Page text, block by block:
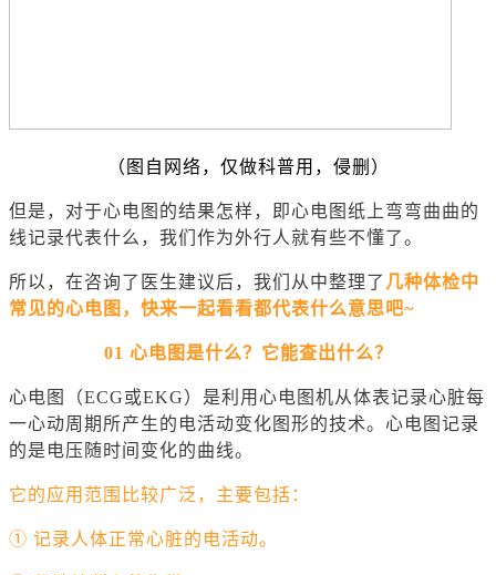
（图自网络，仅做科普用，侵删）
但是，对于心电图的结果怎样，即心电图纸上弯弯曲曲的
线记录代表什么，我们作为外行人就有些不懂了。
所以，在咨询了医生建议后，我们从中整理了 几种体检中
常见的心电图，快来一起看看都代表什么意思吧~
01 心电图是什么？它能查出什么？
心电图（ECG或EKG）是利用 心电图机从体表记录心脏每
一心动周期 所产生的电活动变化图形的技术。心电图记录
的是电压随时间变化的曲线。
它的应用范围比较广泛，主要包括：
① 记录人体正常心脏的电活动。